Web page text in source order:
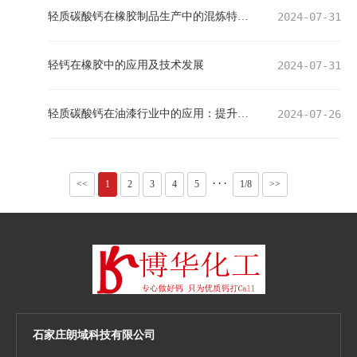
2024-07-31
轻质碳酸钙在橡胶制品生产中的混炼特点及使用注意事项
2024-07-31
轻钙在橡胶中的应用及技术发展
2024-07-26
轻质碳酸钙在油漆行业中的应用：提升性能，引领绿色潮流
<< 1 2 3 4 5 ··· 1/8 >>
石家庄朗域科技有限公司